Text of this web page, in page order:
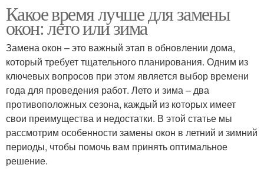
Какое время лучше для замены
окон: лето или зима
Замена окон – это важный этап в обновлении дома,
который требует тщательного планирования. Одним из
ключевых вопросов при этом является выбор времени
года для проведения работ. Лето и зима – два
противоположных сезона, каждый из которых имеет
свои преимущества и недостатки. В этой статье мы
рассмотрим особенности замены окон в летний и зимний
периоды, чтобы помочь вам принять оптимальное
решение.